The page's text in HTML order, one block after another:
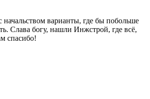
начальством варианты, где бы побольше
Слава богу, нашли Инжстрой, где всё,
спасибо!